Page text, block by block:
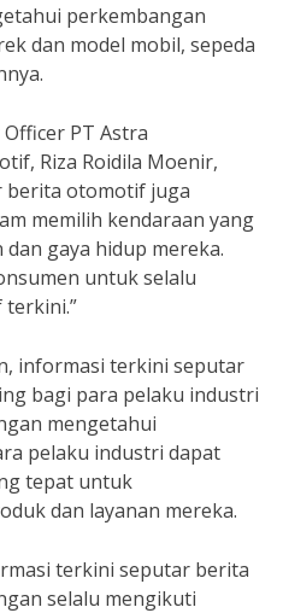
perkembangan
dan model mobil, sepeda
PT Astra
Riza Roidila Moenir,
berita otomotif juga
memilih kendaraan yang
gaya hidup mereka.
untuk selalu
informasi terkini seputar
bagi para pelaku industri
mengetahui
pelaku industri dapat
tepat untuk
dan layanan mereka.
terkini seputar berita
selalu mengikuti